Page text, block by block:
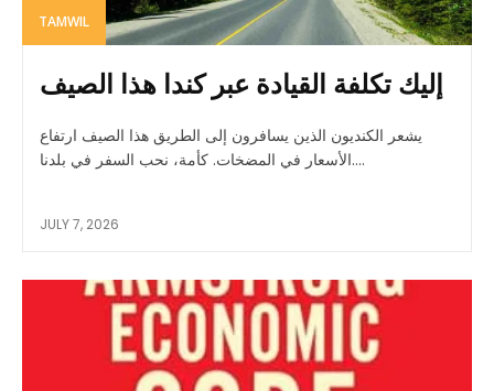
TAMWIL
إليك تكلفة القيادة عبر كندا هذا الصيف
يشعر الكنديون الذين يسافرون إلى الطريق هذا الصيف ارتفاع
الأسعار في المضخات. كأمة، نحب السفر في بلدنا....
JULY 7, 2026